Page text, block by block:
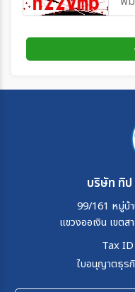
บริษัท ทิป
99/161 หมู่บ้า
แขวงออเงิน เขต
Tax
ใบอนุญาตธุรกิ